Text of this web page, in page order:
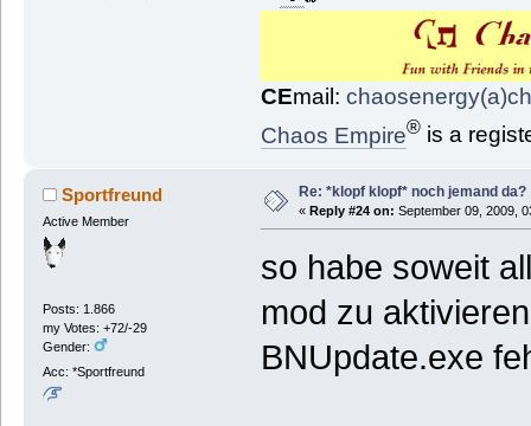
CEmail:
Chaos Empire®is a
Sportfreund
Active Member
Posts: 1.866
my Votes: +72/-29
Gender:
Acc: *Sportfreund
Re: *klopf klopf* noch jemand da?
« Reply #24 on: September 09, 2009,
so habe soweit
mod zu
BNUpdate.exe